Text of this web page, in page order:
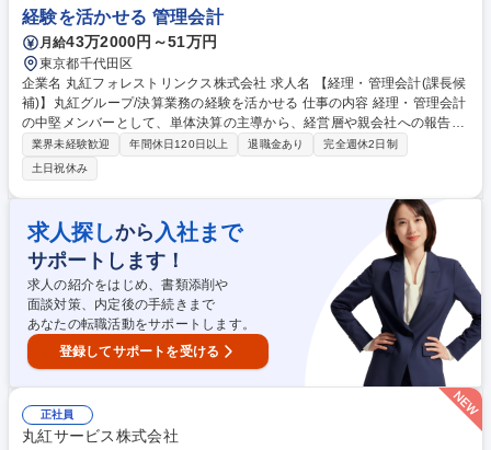
業務に携わり、新規挑戦、成長・拡大の機会が多くあります。 募集職種
【東京/海外営業（機能材/リサイクル商材）】フレックス/丸紅の連結子会
社
経験を活かせる 管理会計
月給43万2000円～51万円
東京都千代田区
企業名 丸紅フォレストリンクス株式会社 求人名 【経理・管理会計(課長候
補)】丸紅グループ/決算業務の経験を活かせる 仕事の内容 経理・管理会計
の中堅メンバーとして、単体決算の主導から、経営層や親会社への報告に
直結する管理会計(業績分析・予算・見通し管理)のコア業務を担当。次世
代のリーダーとして予決算管理課の将来の課長候補採用。 【管理会計・業
績管理】月次/四半期業績報告(PL/BS/CF)の作成および経営層向けレポー
ト分析/集計等 【財務会計】四半期/年次決算実務の遂行と決算着地のリー
ド(各種引当金の計上/経過勘定処理/カットオフ管理)、連結パッケージ(親
会社への連結報告データ)の作成 【税務会計】各種税務申告(法人税/住民
税/事業税/消費税)に必要な基礎データの集計/整備等 【業務改善DX推進】
管理会計業務を中心とした現状の業務課題の抽出等 募集職種 【経理・管
理会計(課長候補)】丸紅グループ/決算業務の経験を活かせる
業界未経験歓迎 年間休日120日以上 退職金あり
完全週休2日制
土日祝休み
求人探しから 入社まで
サポートします！
求人の紹介をはじめ、書類添削や
面談対策、内定後の手続きまで
あなたの転職活動をサポートします。
登録してサポートを受ける
正社員
丸紅サービス株式会社